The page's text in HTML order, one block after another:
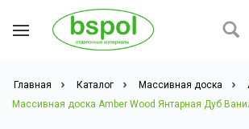
Главная Каталог Массивная доска
Массивная доска Amber Wood Янтарная Дуб